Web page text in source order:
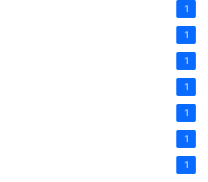
1
1
1
1
1
1
1